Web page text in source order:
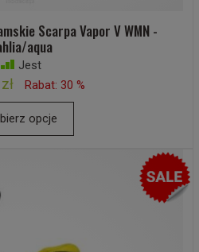
Scarpa Vapor V WMN -
aqua
Jest
Rabat: 30 %
opcje